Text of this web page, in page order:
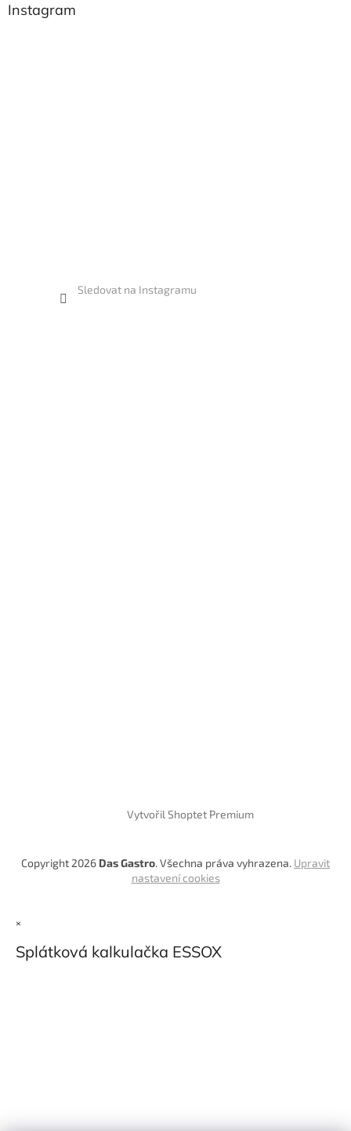
Instagram
Sledovat na Instagramu
Vytvořil Shoptet Premium
Copyright 2026 Das Gastro. Všechna práva vyhrazena. Upravit
nastavení cookies
×
Splátková kalkulačka ESSOX